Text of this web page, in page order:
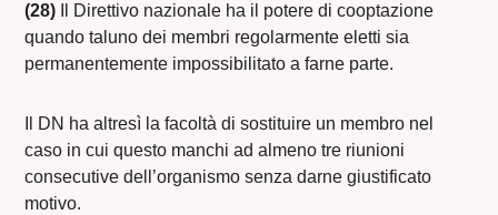
(28) Il Direttivo nazionale ha il potere di cooptazione
quando taluno dei membri regolarmente eletti sia
permanentemente impossibilitato a farne parte.
Il DN ha altresì la facoltà di sostituire un membro nel
caso in cui questo manchi ad almeno tre riunioni
consecutive dell’organismo senza darne giustificato
motivo.